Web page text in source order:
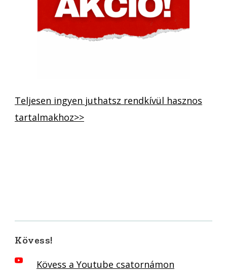
Teljesen ingyen juthatsz rendkívül hasznos
tartalmakhoz>>
Kövess!
Kövess a Youtube csatornámon